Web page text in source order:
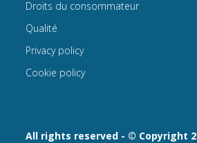
All rights reserved - © Copyright
Droits du consommateur
Qualité
Privacy policy
Cookie policy